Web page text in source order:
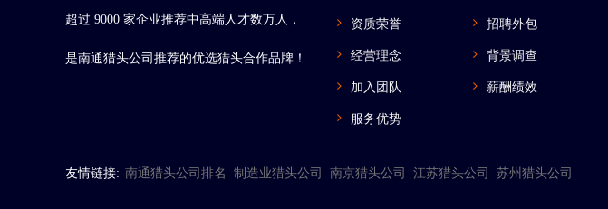
超过 9000 家企业推荐中高端人才数万人，
是南通猎头公司推荐的优选猎头合作品牌！
资质荣誉
经营理念
加入团队
服务优势
招聘外包
背景调查
薪酬绩效
友情链接: 南通猎头公司排名 制造业猎头公司 南京猎头公司 江苏猎头公司 苏州猎头公司